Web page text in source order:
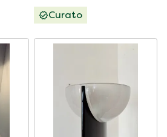
Maarte De Ceulaer
Curato